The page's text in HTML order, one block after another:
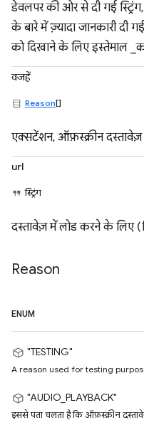
डेवलपर की ओर से दी गई
के बारे में ज़्यादा जानकारी दी
को दिखाने के लिए इस्तेमाल
वजहें
Reason[]
एक्सटेंशन, ऑफ़स्क्रीन दस्तावेज़
url
स्ट्रिंग
दस्तावेज़ में लोड करने के लिए
Reason
ENUM
"TESTING"
A reason used for testing
"AUDIO_PLAYBACK"
इससे पता चलता है कि ऑफ़स्क्रीन